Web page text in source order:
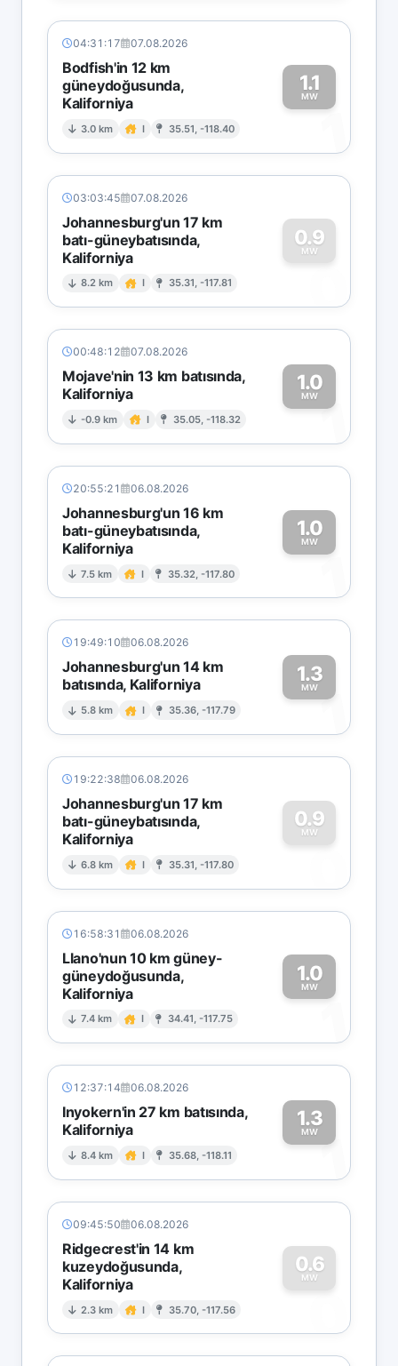
04:31:17 07.08.2026
Bodfish'in 12 km
güneydoğusunda,
Kaliforniya
3.0 km I 35.51, -118.40
1.1
MW
1
03:03:45 07.08.2026
Johannesburg'un 17 km
batı-güneybatısında,
Kaliforniya
8.2 km I 35.31, -117.81
0.9
MW
0
00:48:12 07.08.2026
Mojave'nin 13 km batısında,
Kaliforniya
-0.9 km I 35.05, -118.32
1.0
MW1
20:55:21 06.08.2026
Johannesburg'un 16 km
batı-güneybatısında,
Kaliforniya
7.5 km I 35.32, -117.80
1.0
MW
1
19:49:10 06.08.2026
Johannesburg'un 14 km
batısında, Kaliforniya
5.8 km I 35.36, -117.79
1.3
MW1
19:22:38 06.08.2026
Johannesburg'un 17 km
batı-güneybatısında,
Kaliforniya
6.8 km I 35.31, -117.80
0.9
MW
0
16:58:31 06.08.2026
Llano'nun 10 km güney-
güneydoğusunda,
Kaliforniya
7.4 km I 34.41, -117.75
1.0
MW
1
12:37:14 06.08.2026
Inyokern'in 27 km batısında,
Kaliforniya
8.4 km I 35.68, -118.11
1.3
MW1
09:45:50 06.08.2026
Ridgecrest'in 14 km
kuzeydoğusunda,
Kaliforniya
2.3 km I 35.70, -117.56
0.6
MW
0